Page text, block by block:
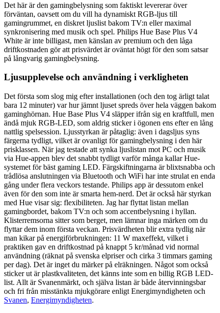
Det här är den gamingbelysning som faktiskt levererar över
förväntan, oavsett om du vill ha dynamiskt RGB-ljus till
gamingrummet, en diskret ljuslist bakom TV:n eller maximal
synkronisering med musik och spel. Philips Hue Base Plus V4
White är inte billigast, men känslan av premium och den låga
driftkostnaden gör att prisvärdet är oväntat högt för den som satsar
på långvarig gamingbelysning.
Ljusupplevelse och användning i verkligheten
Det första som slog mig efter installationen (och den tog ärligt talat
bara 12 minuter) var hur jämnt ljuset spreds över hela väggen bakom
gaminghörnan. Hue Base Plus V4 släpper ifrån sig en kraftfull, men
ändå mjuk RGB-LED, som aldrig sticker i ögonen ens efter en lång
nattlig spelsession. Ljusstyrkan är påtaglig: även i dagsljus syns
färgerna tydligt, vilket är ovanligt för gamingbelysning i den här
prisklassen. När jag testade att synka ljuslistan mot PC och musik
via Hue-appen blev det snabbt tydligt varför många kallar Hue-
systemet för bäst gaming LED. Färgskiftningarna är blixtsnabba och
trådlösa anslutningen via Bluetooth och WiFi har inte strulat en enda
gång under flera veckors testande. Philips app är dessutom enkel
även för den som inte är smarta hem-nerd. Det är också här styrkan
med Hue visar sig: flexibiliteten. Jag har flyttat listan mellan
gamingbordet, bakom TV:n och som accentbelysning i hyllan.
Klisterremsorna sitter som berget, men lämnar inga märken om du
flyttar dem inom första veckan. Prisvärdheten blir extra tydlig när
man kikar på energiförbrukningen: 11 W maxeffekt, vilket i
praktiken gav en driftkostnad på knappt 5 kr/månad vid normal
användning (räknat på svenska elpriser och cirka 3 timmars gaming
per dag). Det är inget du märker på elräkningen. Något som också
sticker ut är plastkvaliteten, det känns inte som en billig RGB LED-
list. Allt är Svanenmärkt, och själva listan är både återvinningsbar
och fri från misstänkta mjukgörare enligt Energimyndigheten och
Svanen, Energimyndigheten.